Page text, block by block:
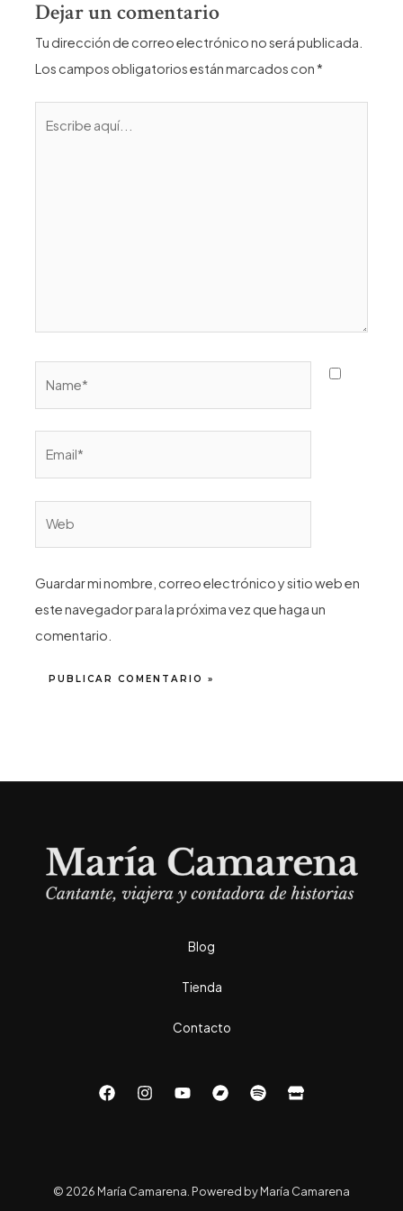
Dejar un comentario
Tu dirección de correo electrónico no será publicada.
Los campos obligatorios están marcados con*
Guardar mi nombre, correo electrónico y sitio web en
este navegador para la próxima vez que haga un
comentario.
Blog
Tienda
Contacto
© 2026 María Camarena. Powered by María Camarena